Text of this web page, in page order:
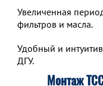
Увеличенная
фильтров и масла.
Удобный и
ДГУ.
Монтаж